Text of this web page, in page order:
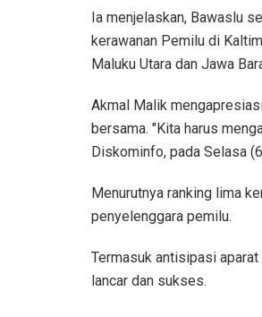
Ia menjelaskan, Bawaslu
kerawanan Pemilu di
Maluku Utara dan Jawa
Akmal Malik
bersama. "Kita harus
Diskominfo, pada Selasa
Menurutnya ranking lima
penyelenggara pemilu.
Termasuk antisipasi
lancar dan sukses.